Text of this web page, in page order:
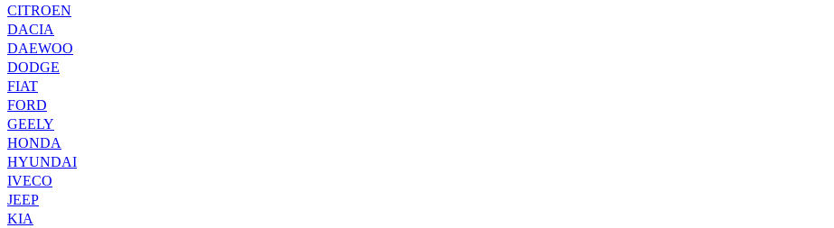
CITROEN
DACIA
DAEWOO
DODGE
FIAT
FORD
GEELY
HONDA
HYUNDAI
IVECO
JEEP
KIA